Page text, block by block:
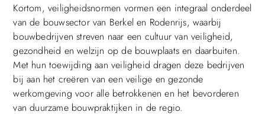
Kortom, veiligheidsnormen vormen een integraal onderdeel
van de bouwsector van Berkel en Rodenrijs, waarbij
bouwbedrijven streven naar een cultuur van veiligheid,
gezondheid en welzijn op de bouwplaats en daarbuiten.
Met hun toewijding aan veiligheid dragen deze bedrijven
bij aan het creëren van een veilige en gezonde
werkomgeving voor alle betrokkenen en het bevorderen
van duurzame bouwpraktijken in de regio.